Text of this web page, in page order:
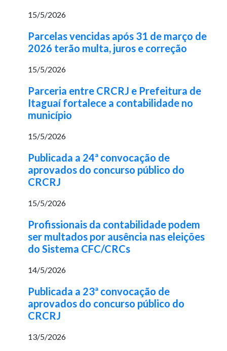
15/5/2026
Parcelas vencidas após 31 de março de
2026 terão multa, juros e correção
15/5/2026
Parceria entre CRCRJ e Prefeitura de
Itaguaí fortalece a contabilidade no
município
15/5/2026
Publicada a 24ª convocação de
aprovados do concurso público do
CRCRJ
15/5/2026
Profissionais da contabilidade podem
ser multados por ausência nas eleições
do Sistema CFC/CRCs
14/5/2026
Publicada a 23ª convocação de
aprovados do concurso público do
CRCRJ
13/5/2026